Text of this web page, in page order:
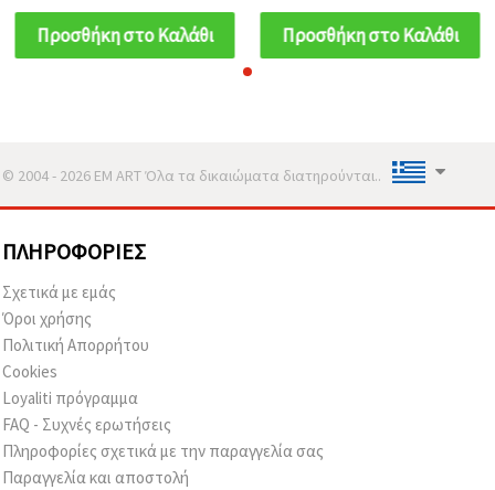
Προσθήκη στο Καλάθι Προσθήκη στο Καλάθι
© 2004 - 2026 EM ART Όλα τα δικαιώματα διατηρούνται..
ΠΛΗΡΟΦΟΡΊΕΣ
Σχετικά με εμάς
Όροι χρήσης
Πολιτική Απορρήτου
Cookies
Loyaliti πρόγραμμα
FAQ - Συχνές ερωτήσεις
Πληροφορίες σχετικά με την παραγγελία σας
Παραγγελία και αποστολή